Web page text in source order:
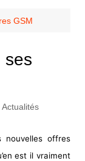
GSM
ses
Actualités
nouvelles offres
est il vraiment